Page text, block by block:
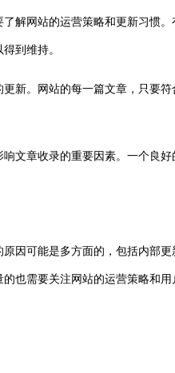
解网站的运营策略和更新习惯
到维持。
新。网站的每一篇文章，只要
文章收录的重要因素。一个良
可能是多方面的，包括内部更
也需要关注网站的运营策略和用